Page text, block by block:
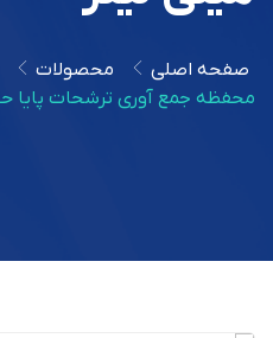
صفحه اصلی
محصولات
محفظه جمع آوری ترشحات پایا حجم 800 میلی